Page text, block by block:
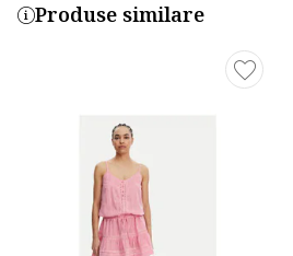
Produse similare